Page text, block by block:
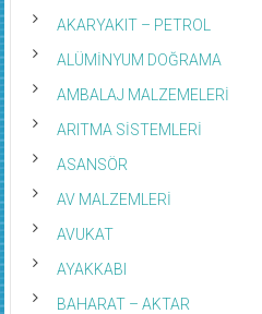
AKARYAKIT – PETROL
ALÜMİNYUM DOĞRAMA
AMBALAJ MALZEMELERİ
ARITMA SİSTEMLERİ
ASANSÖR
AV MALZEMLERİ
AVUKAT
AYAKKABI
BAHARAT – AKTAR